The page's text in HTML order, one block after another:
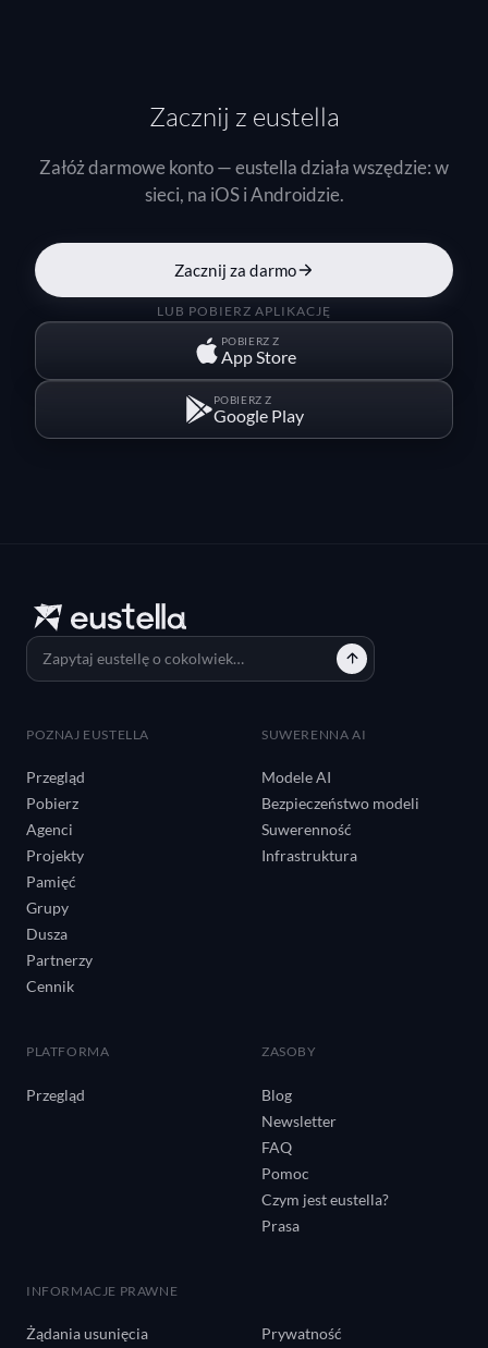
Zacznij z eustella
Załóż darmowe konto — eustella działa wszędzie: w
sieci, na iOS i Androidzie.
Zacznij za darmo
LUB POBIERZ APLIKACJĘ
POBIERZ Z
App Store
POBIERZ Z
Google Play
POZNAJ EUSTELLA
Przegląd
Pobierz
Agenci
Projekty
Pamięć
Grupy
Dusza
Partnerzy
Cennik
SUWERENNA AI
Modele AI
Bezpieczeństwo modeli
Suwerenność
Infrastruktura
PLATFORMA
Przegląd
ZASOBY
Blog
Newsletter
FAQ
Pomoc
Czym jest eustella?
Prasa
INFORMACJE PRAWNE
Żądania usunięcia Prywatność